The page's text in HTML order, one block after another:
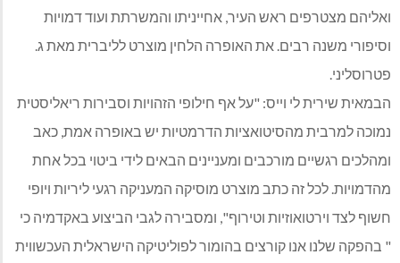
ואליהם מצטרפים ראש העיר, אחייניתו והמשרתת ועוד דמויות
וסיפורי משנה רבים. את האופרה הלחין מוצרט לליברית מאת ג.
פטרוסליני.
הבמאית שירית לי וייס: "על אף חילופי הזהויות וסבירות ריאליסטית
נמוכה למרבית מהסיטואציות הדרמטיות יש באופרה אמת, כאב
ומהלכים רגשיים מורכבים ומעניינים הבאים לידי ביטוי בכל אחת
מהדמויות. לכל זה כתב מוצרט מוסיקה המעניקה רגעי ליריות ויופי
חשוף לצד וירטואוזיות וטירוף", ומסבירה לגבי הביצוע באקדמיה כי
" בהפקה שלנו אנו קורצים בהומור לפוליטיקה הישראלית העכשווית